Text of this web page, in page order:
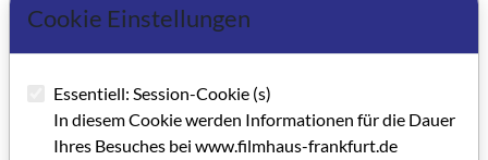
Cookie Einstellungen
Essentiell: Session-Cookie (s)
In diesem Cookie werden Informationen für die Dauer
Ihres Besuches bei www.filmhaus-frankfurt.de